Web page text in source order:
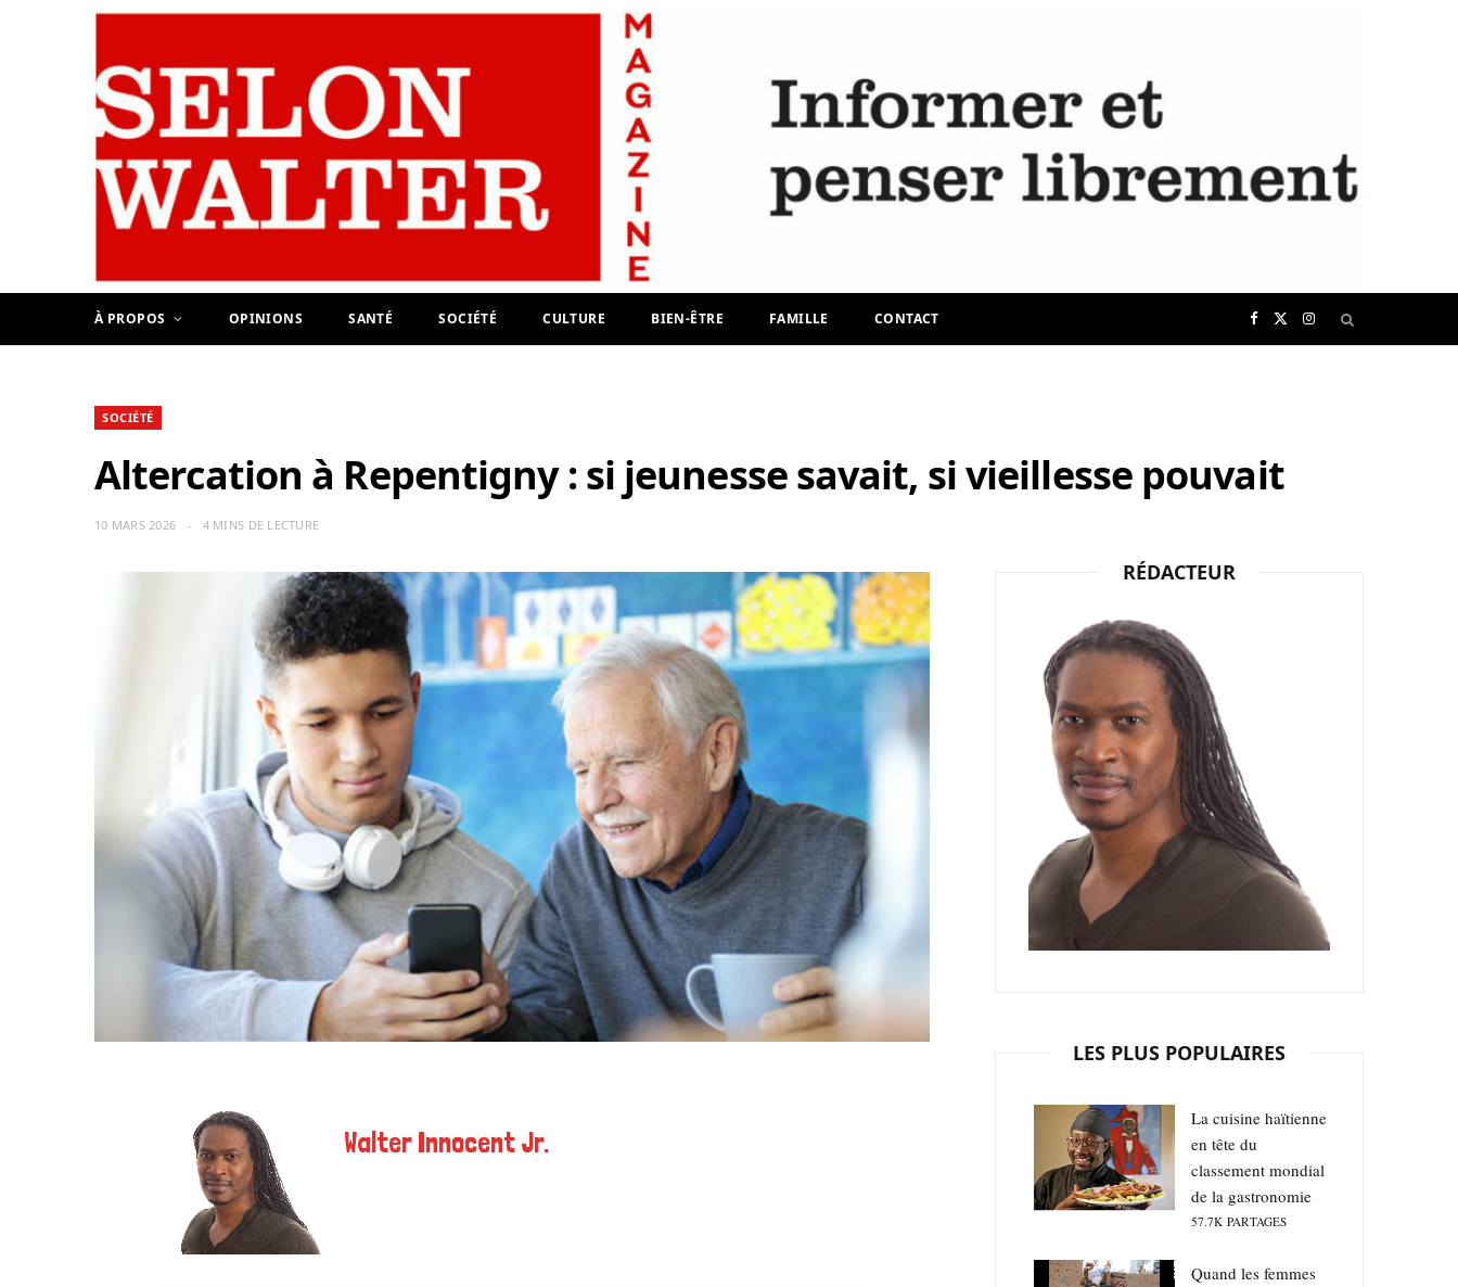
F I
À PROPOS OPINIONS SANTÉ SOCIÉTÉ CULTURE BIEN-ÊTRE FAMILLE CONTACT
SOCIÉTÉ
Altercation à Repentigny : si jeunesse savait, si vieillesse pouvait
10 MARS 2026 4 MINS DE LECTURE
Walter Innocent Jr.
RÉDACTEUR
LES PLUS POPULAIRES
La cuisine haïtienne
en tête du
classement mondial
de la gastronomie
57.7K PARTAGES
Quand les femmes